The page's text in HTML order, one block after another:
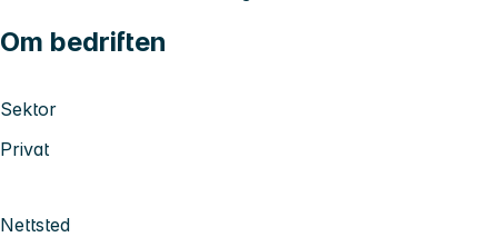
Om bedriften
Sektor
Privat
Nettsted